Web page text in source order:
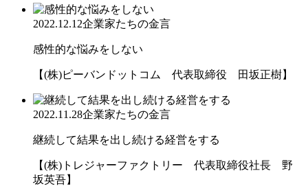
2022.12.12企業家たちの金言
感性的な悩みをしない
【(株)ピーバンドットコム 代表取締役 田坂正樹】
2022.11.28企業家たちの金言
継続して結果を出し続ける経営をする
【(株)トレジャーファクトリー 代表取締役社長 野
坂英吾】